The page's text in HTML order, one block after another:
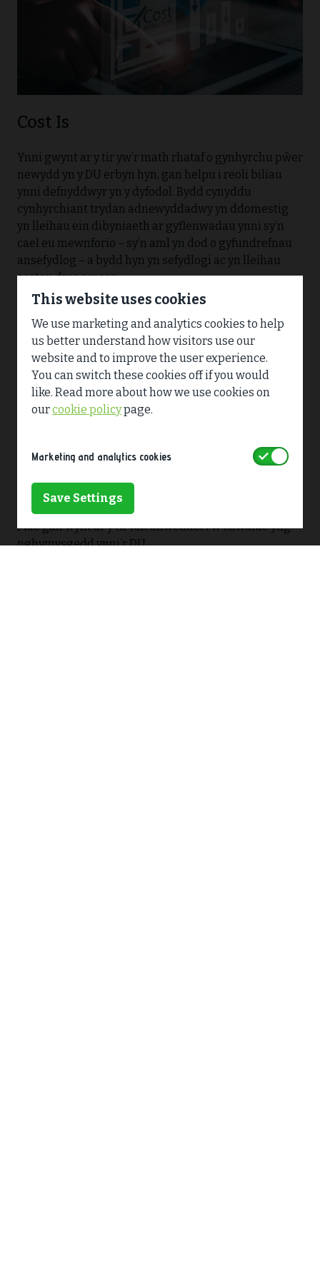
Cost Is
Ynni gwynt ar y tir yw’r math rhataf o gynhyrchu pŵer
newydd yn y DU erbyn hyn, gan helpu i reoli biliau
ynni defnyddwyr yn y dyfodol. Bydd cynyddu
cynhyrchiant trydan adnewyddadwy yn ddomestig
yn lleihau ein dibyniaeth ar gyflenwadau ynni sy’n
cael eu mewnforio – sy’n aml yn dod o gyfundrefnau
ansefydlog – a bydd hyn yn sefydlogi ac yn lleihau
costau dros amser.
Sicrwydd Ynni
Mae gan wynt ar y tir ran allweddol i’w chwarae yng
nghymysgedd ynni’r DU.
This website uses cookies
We use marketing and analytics cookies to help
us better understand how visitors use our
website and to improve the user experience.
You can switch these cookies off if you would
like. Read more about how we use cookies on
ourcookie policypage.
Accept
Marketing and analytics cookies
Save Settings